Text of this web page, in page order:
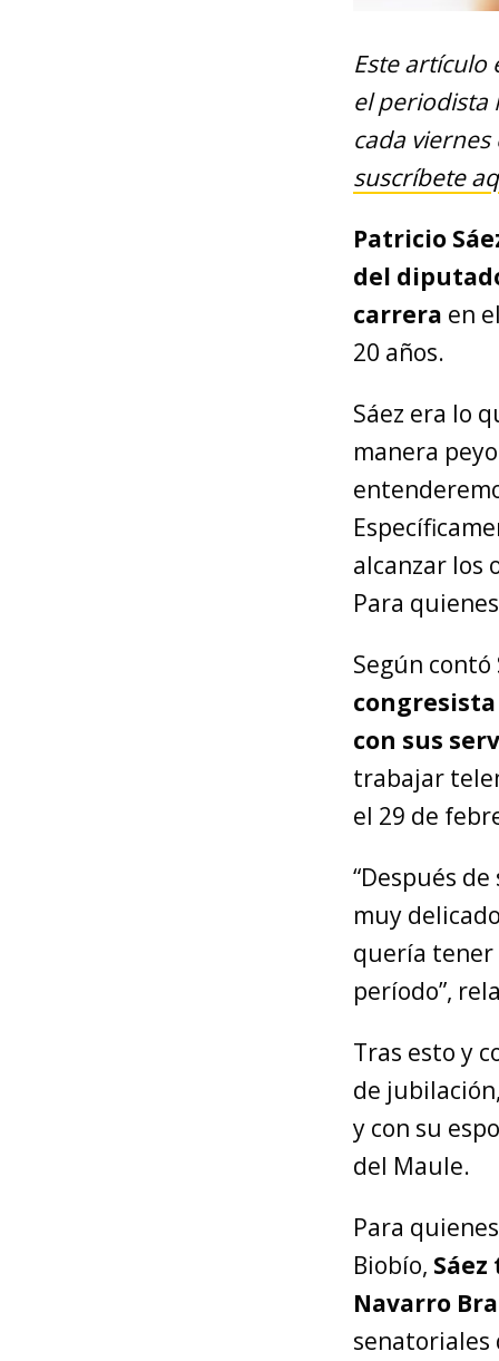
Este artículo
el periodista
cada
suscríbete
Patricio
del
carrera en
20 años.
Sáez era lo
manera
alcanzar los
Para
Según
con sus
trabajar
el 29 de
“Después
muy
quería tener
período”,
Tras esto y
de
y con su
del Maule.
Para
Biobío,
Navarro
senatoriales